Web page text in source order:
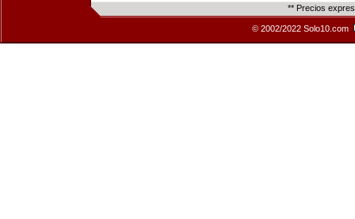
** Precios
© 2002/2022 Solo10.com